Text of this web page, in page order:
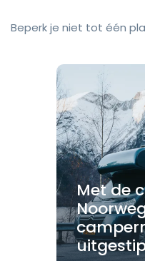
Beperk je niet tot één
Met de